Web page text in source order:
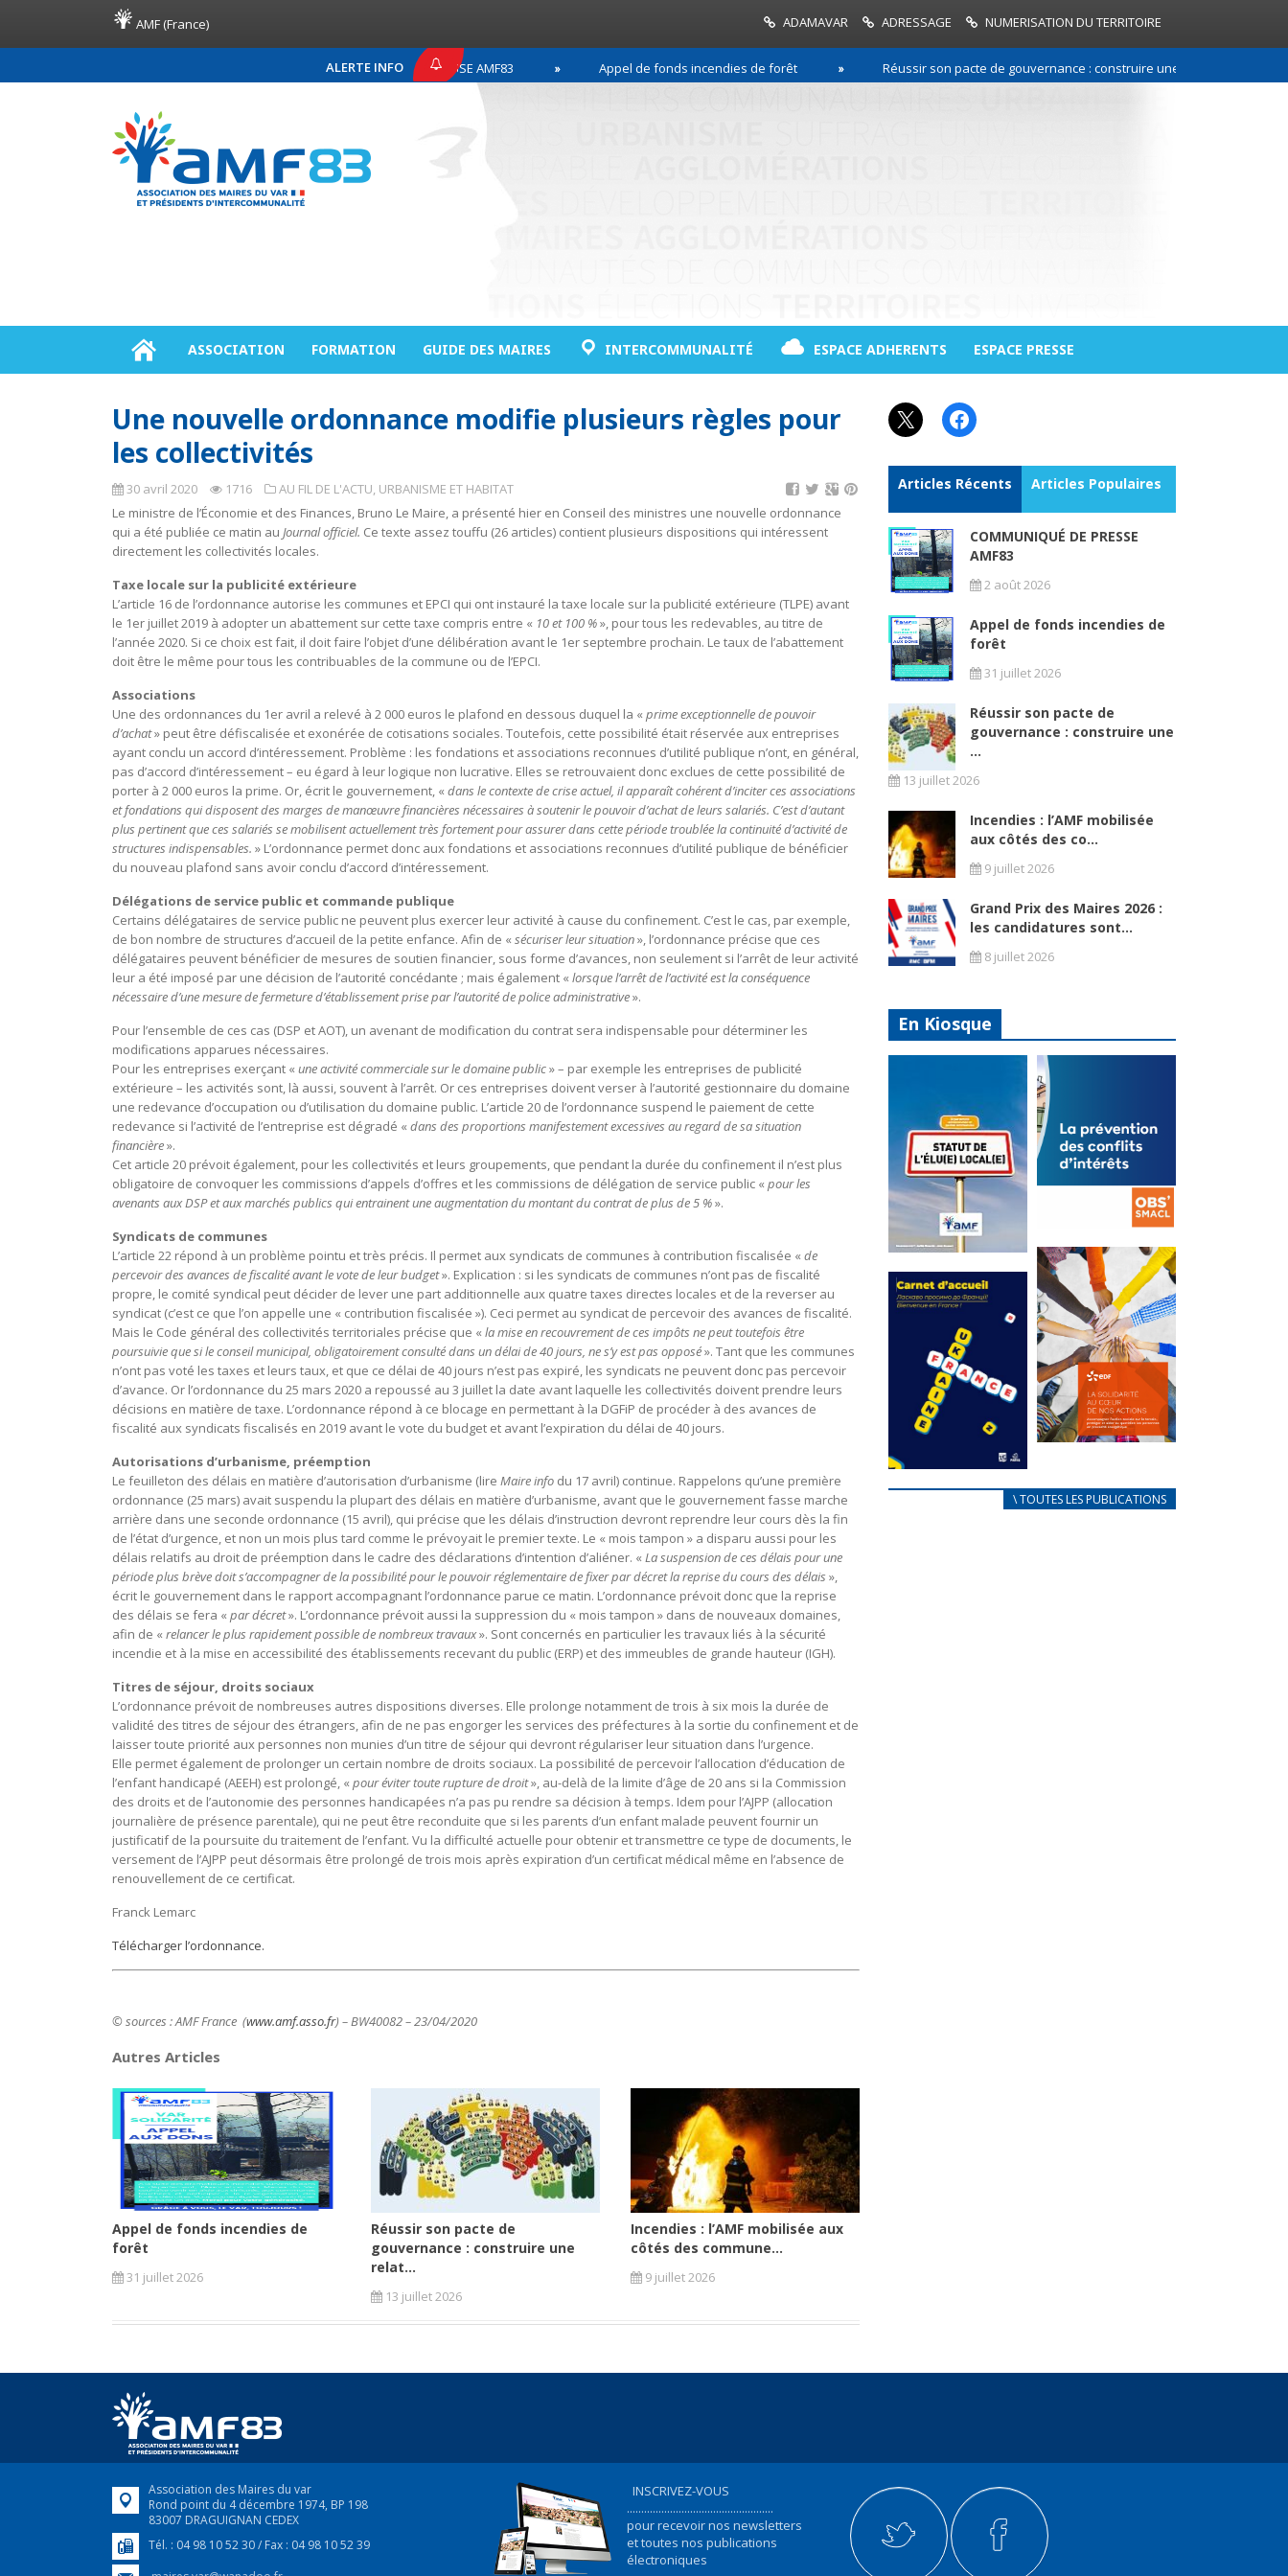
AMF (France) ADAMAVAR ADRESSAGE NUMERISATION DU TERRITOIRE
ALERTE INFO
COMMUNIQUÉ DE PRESSE AMF83 Appel de fonds incendies de forêt Réussir son pacte de gouvernance : construire une relation de confiance
ASSOCIATION FORMATION GUIDE DES MAIRES INTERCOMMUNALITÉ ESPACE ADHERENTS ESPACE PRESSE
Une nouvelle ordonnance modifie plusieurs règles pour
les collectivités
30 avril 2020 1716 AU FIL DE L'ACTU, URBANISME ET HABITAT
Le ministre de l’Économie et des Finances, Bruno Le Maire, a présenté hier en Conseil des ministres une nouvelle ordonnance
qui a été publiée ce matin au Journal officiel. Ce texte assez touffu (26 articles) contient plusieurs dispositions qui intéressent
directement les collectivités locales.
Taxe locale sur la publicité extérieure
L’article 16 de l’ordonnance autorise les communes et EPCI qui ont instauré la taxe locale sur la publicité extérieure (TLPE) avant
le 1er juillet 2019 à adopter un abattement sur cette taxe compris entre « 10 et 100 %», pour tous les redevables, au titre de
l’année 2020. Si ce choix est fait, il doit faire l’objet d’une délibération avant le 1er septembre prochain. Le taux de l’abattement
doit être le même pour tous les contribuables de la commune ou de l’EPCI.
Associations
Une des ordonnances du 1er avril a relevé à 2 000 euros le plafond en dessous duquel la « prime exceptionnelle de pouvoir
d’achat» peut être défiscalisée et exonérée de cotisations sociales. Toutefois, cette possibilité était réservée aux entreprises
ayant conclu un accord d’intéressement. Problème : les fondations et associations reconnues d’utilité publique n’ont, en général,
pas d’accord d’intéressement – eu égard à leur logique non lucrative. Elles se retrouvaient donc exclues de cette possibilité de
porter à 2 000 euros la prime. Or, écrit le gouvernement, « dans le contexte de crise actuel, il apparaît cohérent d’inciter ces associations
et fondations qui disposent des marges de manœuvre financières nécessaires à soutenir le pouvoir d’achat de leurs salariés. C’est d’autant
plus pertinent que ces salariés se mobilisent actuellement très fortement pour assurer dans cette période troublée la continuité d’activité de
structures indispensables. » L’ordonnance permet donc aux fondations et associations reconnues d’utilité publique de bénéficier
du nouveau plafond sans avoir conclu d’accord d’intéressement.
Délégations de service public et commande publique
Certains délégataires de service public ne peuvent plus exercer leur activité à cause du confinement. C’est le cas, par exemple,
de bon nombre de structures d’accueil de la petite enfance. Afin de « sécuriser leur situation», l’ordonnance précise que ces
délégataires peuvent bénéficier de mesures de soutien financier, sous forme d’avances, non seulement si l’arrêt de leur activité
leur a été imposé par une décision de l’autorité concédante ; mais également « lorsque l’arrêt de l’activité est la conséquence
nécessaire d’une mesure de fermeture d’établissement prise par l’autorité de police administrative».
Pour l’ensemble de ces cas (DSP et AOT), un avenant de modification du contrat sera indispensable pour déterminer les
modifications apparues nécessaires.
Pour les entreprises exerçant « une activité commerciale sur le domaine public» – par exemple les entreprises de publicité
extérieure – les activités sont, là aussi, souvent à l’arrêt. Or ces entreprises doivent verser à l’autorité gestionnaire du domaine
une redevance d’occupation ou d’utilisation du domaine public. L’article 20 de l’ordonnance suspend le paiement de cette
redevance si l’activité de l’entreprise est dégradé « dans des proportions manifestement excessives au regard de sa situation
financière».
Cet article 20 prévoit également, pour les collectivités et leurs groupements, que pendant la durée du confinement il n’est plus
obligatoire de convoquer les commissions d’appels d’offres et les commissions de délégation de service public « pour les
avenants aux DSP et aux marchés publics qui entrainent une augmentation du montant du contrat de plus de 5 %».
Syndicats de communes
L’article 22 répond à un problème pointu et très précis. Il permet aux syndicats de communes à contribution fiscalisée « de
percevoir des avances de fiscalité avant le vote de leur budget». Explication : si les syndicats de communes n’ont pas de fiscalité
propre, le comité syndical peut décider de lever une part additionnelle aux quatre taxes directes locales et de la reverser au
syndicat (c’est ce que l’on appelle une « contribution fiscalisée »). Ceci permet au syndicat de percevoir des avances de fiscalité.
Mais le Code général des collectivités territoriales précise que « la mise en recouvrement de ces impôts ne peut toutefois être
poursuivie que si le conseil municipal, obligatoirement consulté dans un délai de 40 jours, ne s’y est pas opposé». Tant que les communes
n’ont pas voté les taxes et leurs taux, et que ce délai de 40 jours n’est pas expiré, les syndicats ne peuvent donc pas percevoir
d’avance. Or l’ordonnance du 25 mars 2020 a repoussé au 3 juillet la date avant laquelle les collectivités doivent prendre leurs
décisions en matière de taxe. L’ordonnance répond à ce blocage en permettant à la DGFiP de procéder à des avances de
fiscalité aux syndicats fiscalisés en 2019 avant le vote du budget et avant l’expiration du délai de 40 jours.
Autorisations d’urbanisme, préemption
Le feuilleton des délais en matière d’autorisation d’urbanisme (lire Maire info du 17 avril) continue. Rappelons qu’une première
ordonnance (25 mars) avait suspendu la plupart des délais en matière d’urbanisme, avant que le gouvernement fasse marche
arrière dans une seconde ordonnance (15 avril), qui précise que les délais d’instruction devront reprendre leur cours dès la fin
de l’état d’urgence, et non un mois plus tard comme le prévoyait le premier texte. Le « mois tampon » a disparu aussi pour les
délais relatifs au droit de préemption dans le cadre des déclarations d’intention d’aliéner. « La suspension de ces délais pour une
période plus brève doit s’accompagner de la possibilité pour le pouvoir réglementaire de fixer par décret la reprise du cours des délais »,
écrit le gouvernement dans le rapport accompagnant l’ordonnance parue ce matin. L’ordonnance prévoit donc que la reprise
des délais se fera « par décret». L’ordonnance prévoit aussi la suppression du « mois tampon » dans de nouveaux domaines,
afin de « relancer le plus rapidement possible de nombreux travaux». Sont concernés en particulier les travaux liés à la sécurité
incendie et à la mise en accessibilité des établissements recevant du public (ERP) et des immeubles de grande hauteur (IGH).
Titres de séjour, droits sociaux
L’ordonnance prévoit de nombreuses autres dispositions diverses. Elle prolonge notamment de trois à six mois la durée de
validité des titres de séjour des étrangers, afin de ne pas engorger les services des préfectures à la sortie du confinement et de
laisser toute priorité aux personnes non munies d’un titre de séjour qui devront régulariser leur situation dans l’urgence.
Elle permet également de prolonger un certain nombre de droits sociaux. La possibilité de percevoir l’allocation d’éducation de
l’enfant handicapé (AEEH) est prolongé, « pour éviter toute rupture de droit», au-delà de la limite d’âge de 20 ans si la Commission
des droits et de l’autonomie des personnes handicapées n’a pas pu rendre sa décision à temps. Idem pour l’AJPP (allocation
journalière de présence parentale), qui ne peut être reconduite que si les parents d’un enfant malade peuvent fournir un
justificatif de la poursuite du traitement de l’enfant. Vu la difficulté actuelle pour obtenir et transmettre ce type de documents, le
versement de l’AJPP peut désormais être prolongé de trois mois après expiration d’un certificat médical même en l’absence de
renouvellement de ce certificat.
Franck Lemarc
Télécharger l’ordonnance.
© sources : AMF France (www.amf.asso.fr) – BW40082 – 23/04/2020
Autres Articles
Appel de fonds incendies de
forêt
31 juillet 2026
Réussir son pacte de
gouvernance : construire une
relat...
13 juillet 2026
Incendies : l’AMF mobilisée aux
côtés des commune...
9 juillet 2026
X Facebook
Articles Récents Articles Populaires
COMMUNIQUÉ DE PRESSE
AMF83
2 août 2026
Appel de fonds incendies de
forêt
31 juillet 2026
Réussir son pacte de
gouvernance : construire une
...
13 juillet 2026
Incendies : l’AMF mobilisée
aux côtés des co...
9 juillet 2026
Grand Prix des Maires 2026 :
les candidatures sont...
8 juillet 2026
En Kiosque
Statut de
l’élu local
Mise à jour avril
2024
FEUILLETER
La
prévention
des conflits
d’intérêts
18 septembre 2023
FEUILLETER
au coeur de
nos actions
\ TOUTES LES PUBLICATIONS
Association des Maires du var
Rond point du 4 décembre 1974, BP 198
83007 DRAGUIGNAN CEDEX
Tél. : 04 98 10 52 30 / Fax : 04 98 10 52 39
INSCRIVEZ-VOUS
...................................................
pour recevoir nos newsletters
et toutes nos publications
électroniques